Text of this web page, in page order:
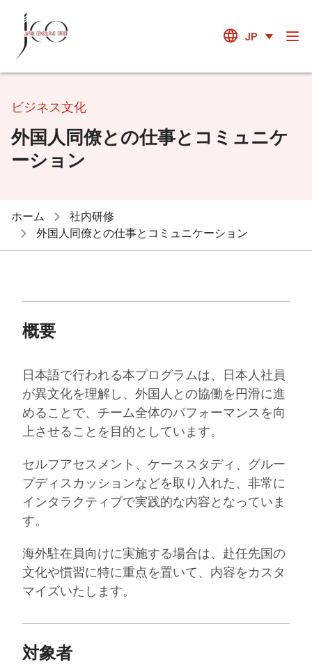
JP
ビジネス文化
外国人同僚との仕事とコミュニケ
ーション
ホーム
社内研修
外国人同僚との仕事とコミュニケーション
概要
日本語で行われる本プログラムは、日本人社員
が異文化を理解し、外国人との協働を円滑に進
めることで、チーム全体のパフォーマンスを向
上させることを目的としています。
セルフアセスメント、ケーススタディ、グルー
プディスカッションなどを取り入れた、非常に
インタラクティブで実践的な内容となっていま
す。
海外駐在員向けに実施する場合は、赴任先国の
文化や慣習に特に重点を置いて、内容をカスタ
マイズいたします。
対象者